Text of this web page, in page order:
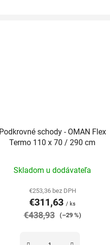
Podkrovné schody - OMAN Flex
Termo 110 x 70 / 290 cm
hodnotenie
produktu
je
5,0
Skladom u dodávateľa
€253,36 bez DPH
€311,63/ ks
€438,93 (–29 %)